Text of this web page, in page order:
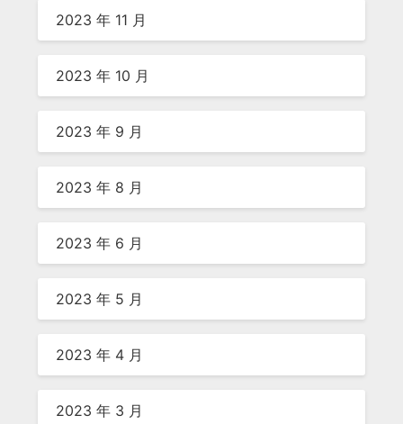
2023 年 11 月
2023 年 10 月
2023 年 9 月
2023 年 8 月
2023 年 6 月
2023 年 5 月
2023 年 4 月
2023 年 3 月